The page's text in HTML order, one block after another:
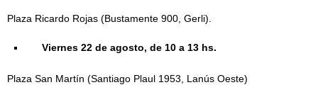
Plaza Ricardo Rojas (Bustamente 900, Gerli).
Viernes 22 de agosto, de 10 a 13 hs.
Plaza San Martín (Santiago Plaul 1953, Lanús Oeste)